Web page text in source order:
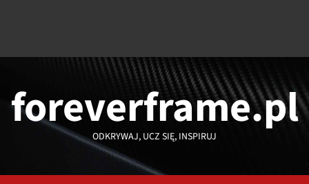
foreverframe.pl
ODKRYWAJ, UCZ SIĘ, INSPIRUJ